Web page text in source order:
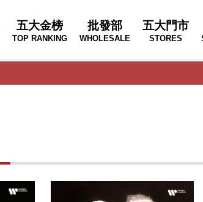
五大金榜
TOP RANKING
批發部
WHOLESALE
五大門市
STORES